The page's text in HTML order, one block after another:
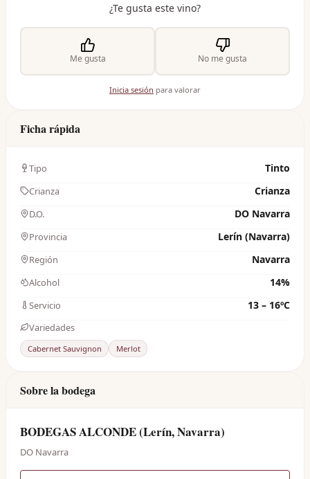
¿Te gusta este vino?
Me gusta No me gusta
Inicia sesión para valorar
Ficha rápida
Tipo Tinto
Crianza Crianza
D.O. DO Navarra
Provincia Lerín (Navarra)
Región Navarra
Alcohol 14%
Servicio 13 – 16ºC
Variedades
Cabernet Sauvignon Merlot
Sobre la bodega
BODEGAS ALCONDE (Lerín, Navarra)
DO Navarra